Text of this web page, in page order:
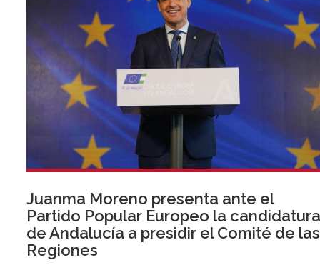
Juanma Moreno presenta ante el
Partido Popular Europeo la
de Andalucía a presidir el Comité de las
Regiones